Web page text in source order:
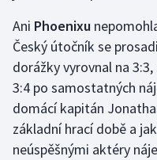
Motorsport
Olympijské hry
Parasport
Plavání
Ani Phoenixu
Český útočník se
dorážky vyrovnal na
3:4 po samostatných
domácí kapitán
základní hrací době a
neúspěšnými aktéry